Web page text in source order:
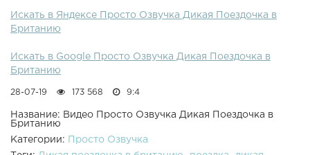
Искать в Яндексе Просто Озвучка Дикая Поездочка в
Британию
Искать в Google Просто Озвучка Дикая Поездочка в
Британию
28-07-19 173 568 9:4
Название: Видео Просто Озвучка Дикая Поездочка в
Британию
Категории:
Просто Озвучка